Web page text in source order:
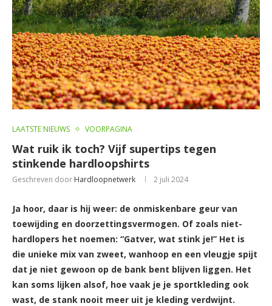
LAATSTE NIEUWS VOORPAGINA
Wat ruik ik toch? Vijf supertips tegen
stinkende hardloopshirts
Geschreven door Hardloopnetwerk 2 juli 2024
Ja hoor, daar is hij weer: de onmiskenbare geur van
toewijding en doorzettingsvermogen. Of zoals niet-
hardlopers het noemen: “Gatver, wat stink je!” Het is
die unieke mix van zweet, wanhoop en een vleugje spijt
dat je niet gewoon op de bank bent blijven liggen. Het
kan soms lijken alsof, hoe vaak je je sportkleding ook
wast, de stank nooit meer uit je kleding verdwijnt.